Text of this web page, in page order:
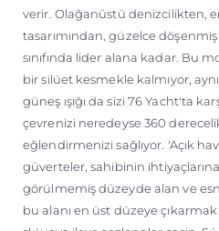
verir. Olağanüstü denizcilikten,
tasarımından, güzelce
sınıfında lider alana kadar. Bu
bir silüet kesmekle kalmıyor,
güneş ışığı da sizi 76 Yacht'ta
çevrenizi neredeyse 360
eğlendirmenizi sağlıyor. 'Açık
güverteler, sahibinin
görülmemiş düzeyde alan ve
bu alanı en üst düzeye